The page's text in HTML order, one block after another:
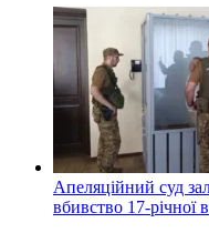
Апеляційний суд
вбивство 17-річної